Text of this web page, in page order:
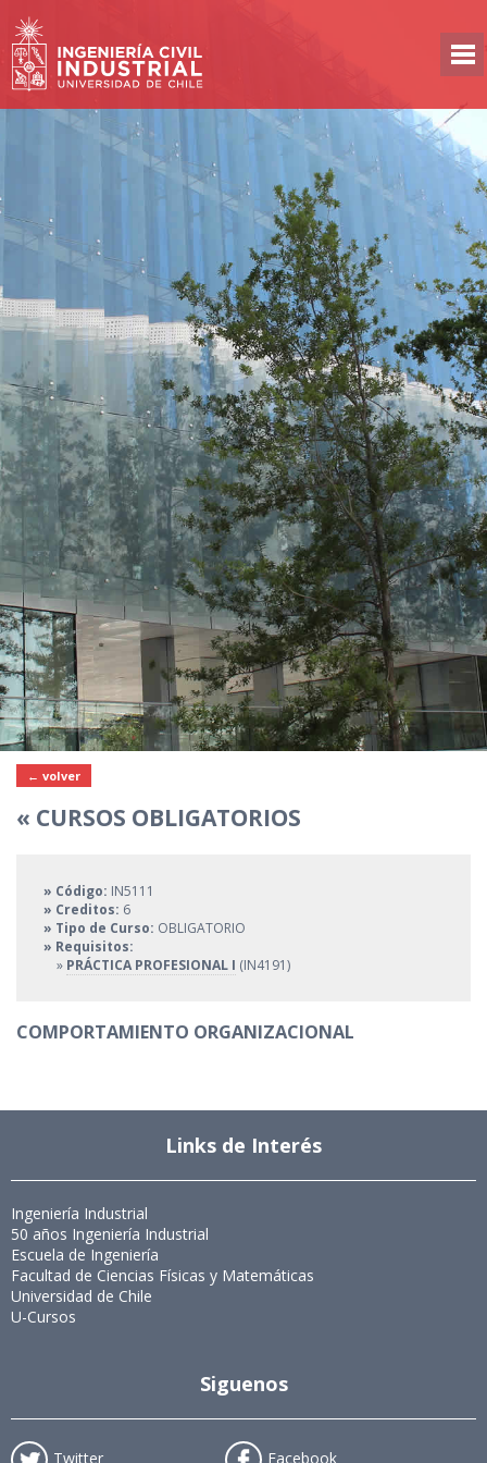
← volver
« CURSOS OBLIGATORIOS
» Código: IN5111
» Creditos: 6
» Tipo de Curso: OBLIGATORIO
» Requisitos:
» PRÁCTICA PROFESIONAL I (IN4191)
COMPORTAMIENTO ORGANIZACIONAL
Links de Interés
Ingeniería Industrial
50 años Ingeniería Industrial
Escuela de Ingeniería
Facultad de Ciencias Físicas y Matemáticas
Universidad de Chile
U-Cursos
Siguenos
Twitter Facebook